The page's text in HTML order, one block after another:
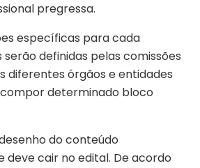
pregressa.
específicas para cada
definidas pelas comissões
diferentes órgãos e entidades
determinado bloco
do conteúdo
deve cair no edital. De acordo